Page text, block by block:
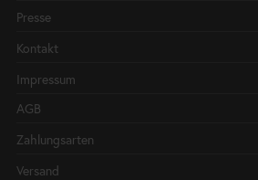
Presse
Kontakt
Impressum
AGB
Zahlungsarten
Versand